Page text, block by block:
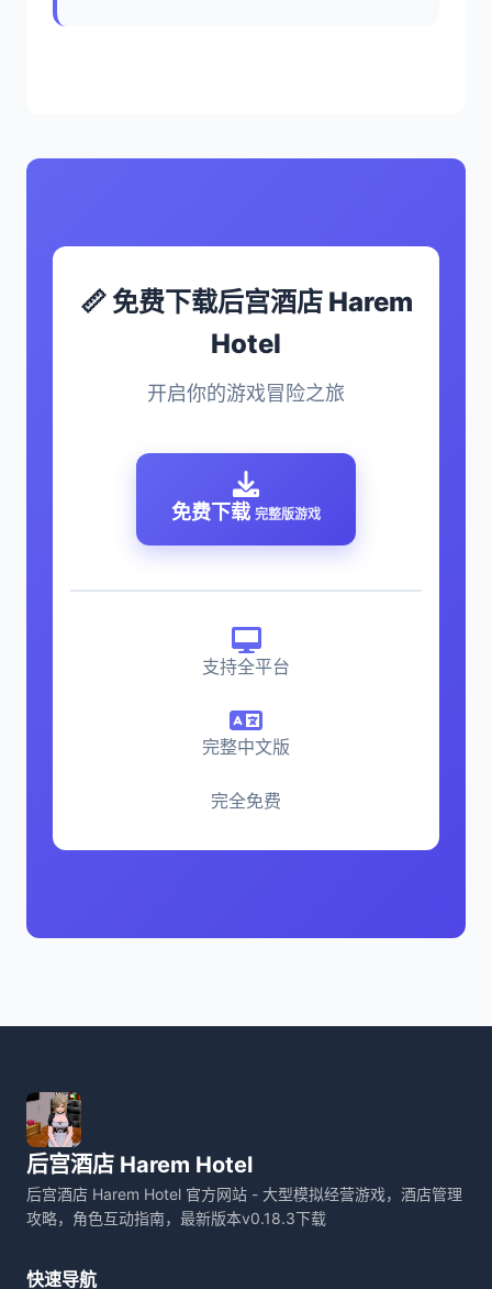
📏 免费下载后宫酒店 Harem
Hotel
开启你的游戏冒险之旅
免费下载 完整版游戏
支持全平台
完整中文版
完全免费
后宫酒店 Harem Hotel
后宫酒店 Harem Hotel 官方网站 - 大型模拟经营游戏，酒店管理
攻略，角色互动指南，最新版本v0.18.3下载
快速导航